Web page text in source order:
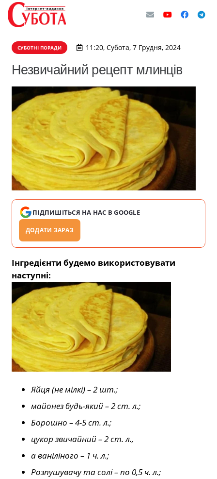
СУБОТНІ ПОРАДИ 11:20, Субота, 7 Грудня, 2024
Незвичайний рецепт млинців
ПІДПИШІТЬСЯ НА НАС В GOOGLE
ДОДАТИ ЗАРАЗ
Інгредієнти будемо використовувати
наступні:
Яйця (не мілкі) – 2 шт.;
майонез будь-який – 2 ст. л.;
Борошно – 4-5 ст. л.;
цукор звичайний – 2 ст. л.,
а ваніліного – 1 ч. л.;
Розпушувачу та солі – по 0,5 ч. л.;